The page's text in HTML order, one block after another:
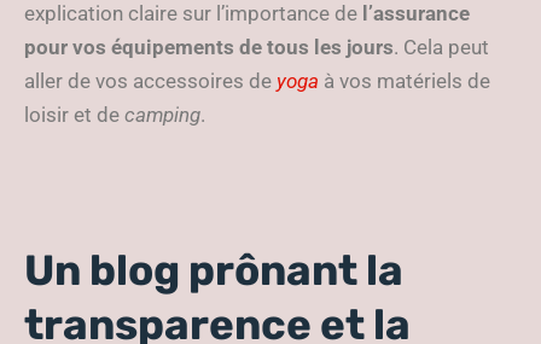
explication claire sur l’importance de l’assurance
pour vos équipements de tous les jours. Cela peut
aller de vos accessoires de yoga à vos matériels de
loisir et de camping.
Un blog prônant la
transparence et la